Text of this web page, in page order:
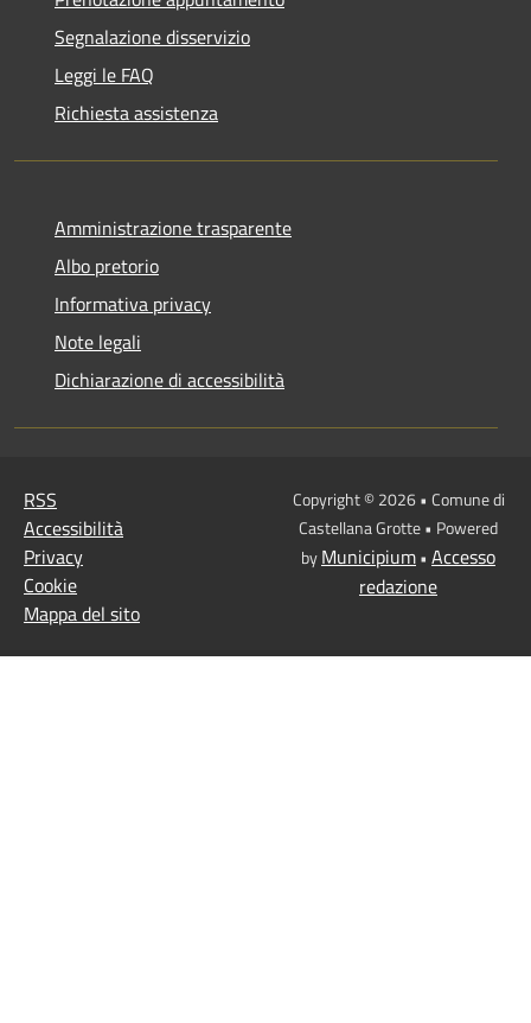
Segnalazione disservizio
Leggi le FAQ
Richiesta assistenza
Amministrazione trasparente
Albo pretorio
Informativa privacy
Note legali
Dichiarazione di accessibilità
RSS
Accessibilità
Privacy
Cookie
Mappa del sito
Copyright © 2026 • Comune di
Castellana Grotte • Powered
byMunicipium• Accesso
redazione